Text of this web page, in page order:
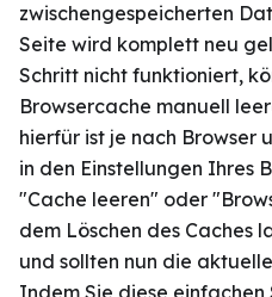
zwischengespeicherten
Seite wird komplett neu
Schritt nicht funktioniert,
Browsercache manuell
hierfür ist je nach Browser
in den Einstellungen Ihres
"Cache leeren" oder
dem Löschen des Caches
und sollten nun die
Indem Sie diese